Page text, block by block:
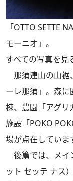
「OTTO SETTE
モーニオ」。
すべての写真を見
那須連山の山裾
ーレ那須」。森
棟、農園「アグリ
施設「POKO
場が点在していま
後篇では、メイ
ット セッテ ナス